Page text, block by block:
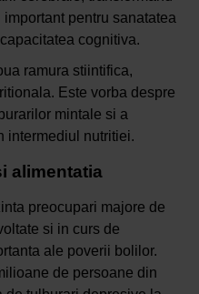
pentru sanatatea
cognitiva.
ramura stiintifica,
Este vorba despre
mintale si a
intermediul nutritiei.
alimentatia
preocupari majore de
si in curs de
ale poverii bolilor.
de persoane din